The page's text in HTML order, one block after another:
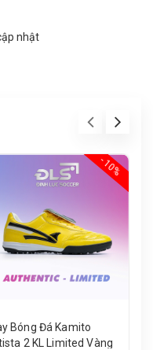
nhật
- 10%
Bóng Đá Kamito
2 KL Limited Vàng